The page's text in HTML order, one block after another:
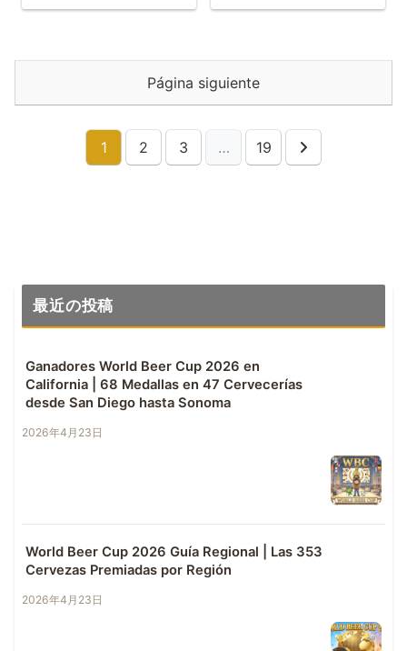
Página siguiente
1 2 3 … 19
Siguiente
最近の投稿
Ganadores World Beer Cup 2026 en
California | 68 Medallas en 47 Cervecerías
desde San Diego hasta Sonoma
2026年4月23日
World Beer Cup 2026 Guía Regional | Las 353
Cervezas Premiadas por Región
2026年4月23日